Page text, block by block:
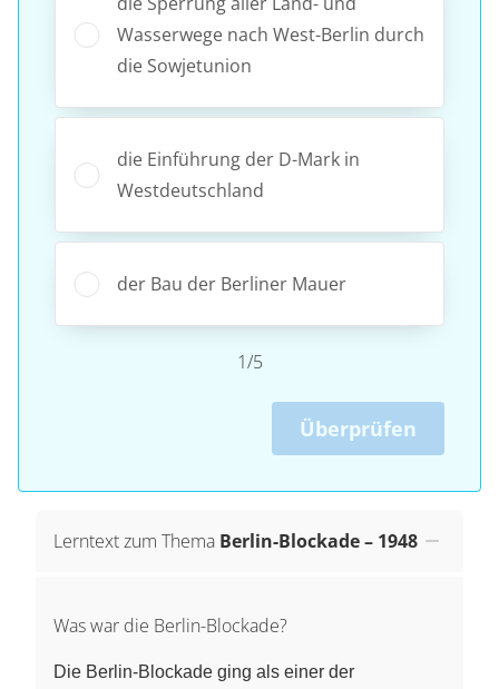
Wasserwege nach West-Berlin durch
die Sowjetunion
die Einführung der D-Mark in
Westdeutschland
der Bau der Berliner Mauer
1/5
Überprüfen
Lerntext zum Thema Berlin-Blockade – 1948
Was war die Berlin-Blockade?
Die Berlin-Blockade ging als einer der